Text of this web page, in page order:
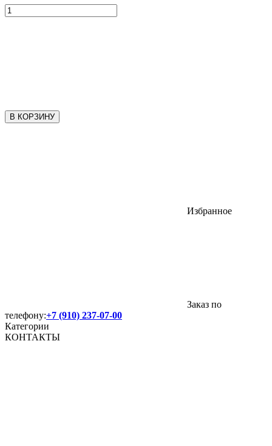
В КОРЗИНУ
Избранное
Заказ по
телефону:+7 (910) 237-07-00
Категории
КОНТАКТЫ